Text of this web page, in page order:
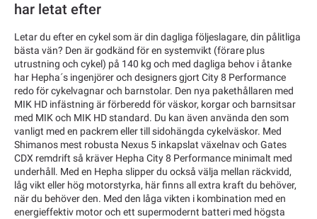
har letat efter
Letar du efter en cykel som är din dagliga följeslagare, din pålitliga
bästa vän? Den är godkänd för en systemvikt (förare plus
utrustning och cykel) på 140 kg och med dagliga behov i åtanke
har Hepha´s ingenjörer och designers gjort City 8 Performance
redo för cykelvagnar och barnstolar. Den nya pakethållaren med
MIK HD infästning är förberedd för väskor, korgar och barnsitsar
med MIK och MIK HD standard. Du kan även använda den som
vanligt med en packrem eller till sidohängda cykelväskor. Med
Shimanos mest robusta Nexus 5 inkapslat växelnav och Gates
CDX remdrift så kräver Hepha City 8 Performance minimalt med
underhåll. Med en Hepha slipper du också välja mellan räckvidd,
låg vikt eller hög motorstyrka, här finns all extra kraft du behöver,
när du behöver den. Med den låga vikten i kombination med en
energieffektiv motor och ett supermodernt batteri med högsta